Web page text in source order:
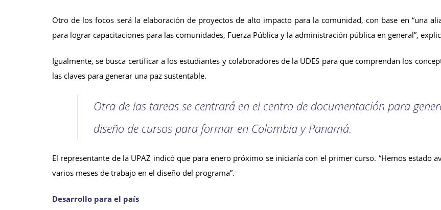
Otro de los focos será la elaboración de proyectos de alto impacto para la comunidad, con base en “una
para lograr capacitaciones para las comunidades, Fuerza Pública y la administración pública en general”,
Igualmente, se busca certificar a los estudiantes y colaboradores de la UDES para que comprendan los
las claves para generar una paz sustentable.
Otra de las tareas se centrará en el centro de documentación para
diseño de cursos para formar en Colombia y Panamá.
El representante de la UPAZ indicó que para enero próximo se iniciaría con el primer curso. “Hemos estado
varios meses de trabajo en el diseño del programa”.
Desarrollo para el país